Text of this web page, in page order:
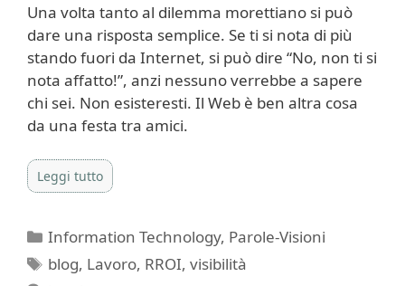
Una volta tanto al dilemma morettiano si può
dare una risposta semplice. Se ti si nota di più
stando fuori da Internet, si può dire “No, non ti si
nota affatto!”, anzi nessuno verrebbe a sapere
chi sei. Non esisteresti. Il Web è ben altra cosa
da una festa tra amici.
Leggi tutto
Categorie
Information Technology, Parole-Visioni
Tag
blog, Lavoro, RROI,visibilità